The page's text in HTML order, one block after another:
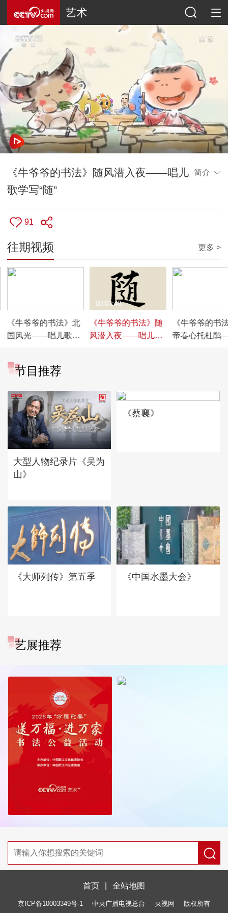
艺术
《牛爷爷的书法》随风潜入夜——唱儿
歌学写“随”
简介
91
往期视频 更多 >
《牛爷爷的书法》北
国风光——唱儿歌学
《牛爷爷的书法》随
风潜入夜——唱儿歌
00:03:48
《牛爷爷的书
帝春心托杜
节目推荐
大型人物纪录片《吴为
山》
《蔡襄》
《大师列传》第五季 《中国水墨大会》
艺展推荐
首页 全站地图
京ICP备10003349号-1 中央广播电视总台 央视网 版权所有